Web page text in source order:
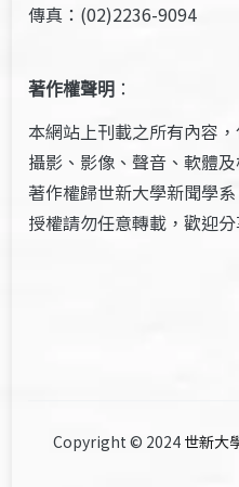
傳真：(02)2236-9094
著作權聲明 ：
本網站上刊載之所有內容
攝影、影像、聲音、軟體
著作權歸世新大學新聞學
授權請勿任意轉載，歡迎分
Copyright © 2024 世新大